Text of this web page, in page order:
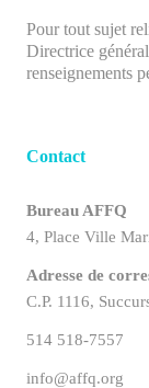
Pour tout sujet
Directrice
renseignements
Contact
Bureau AFFQ
4, Place Ville
Adresse de
C.P. 1116,
514 518-7557
info@affq.org